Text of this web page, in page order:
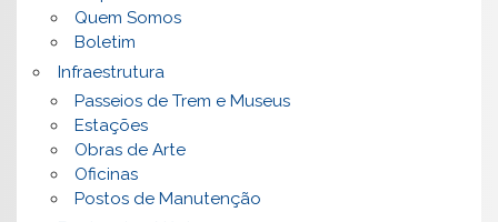
Quem Somos
Boletim
Infraestrutura
Passeios de Trem e Museus
Estações
Obras de Arte
Oficinas
Postos de Manutenção